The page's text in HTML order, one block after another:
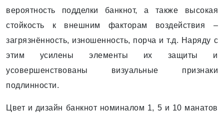
вероятность подделки банкнот, а также высокая
стойкость к внешним факторам воздействия –
загрязнённость, изношенность, порча и т.д. Наряду с
этим усилены элементы их защиты и
усовершенствованы визуальные признаки
подлинности.
Цвет и дизайн банкнот номиналом 1, 5 и 10 манатов